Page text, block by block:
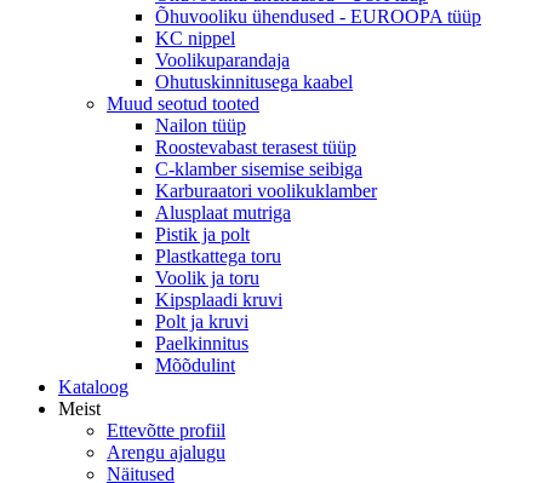
Õhuvooliku ühendused - EUROOPA tüüp
KC nippel
Voolikuparandaja
Ohutuskinnitusega kaabel
Muud seotud tooted
Nailon tüüp
Roostevabast terasest tüüp
C-klamber sisemise seibiga
Karburaatori voolikuklamber
Alusplaat mutriga
Pistik ja polt
Plastkattega toru
Voolik ja toru
Kipsplaadi kruvi
Polt ja kruvi
Paelkinnitus
Mõõdulint
Kataloog
Meist
Ettevõtte profiil
Arengu ajalugu
Näitused